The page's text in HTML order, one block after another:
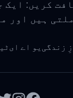
کریں: ایک
ہیں اور
زندگی یو اے ای